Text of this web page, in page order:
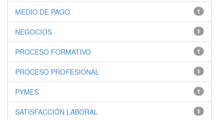
1
MEDIO DE PAGO
1
NEGOCIOS
1
PROCESO FORMATIVO
1
PROCESO PROFESIONAL
1
PYMES
1
SATISFACCIÓN LABORAL